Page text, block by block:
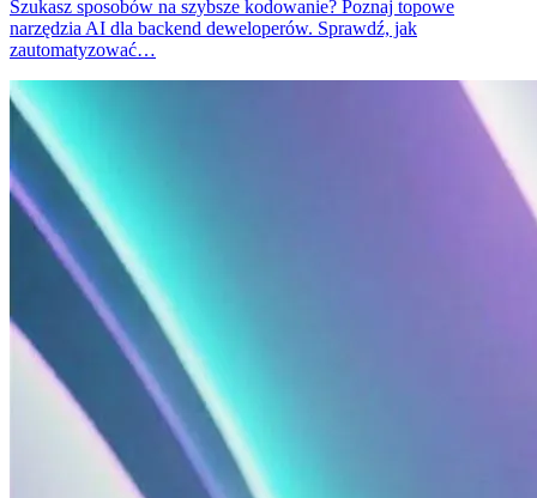
Szukasz sposobów na szybsze kodowanie? Poznaj topowe
narzędzia AI dla backend deweloperów. Sprawdź, jak
zautomatyzować…